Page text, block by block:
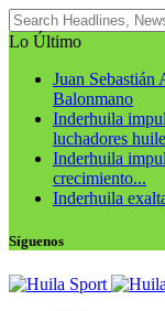
Lo Último
Juan Sebastián
Balonmano
Inderhuila
luchadores
Inderhuila
crecimiento...
Inderhuila
Síguenos